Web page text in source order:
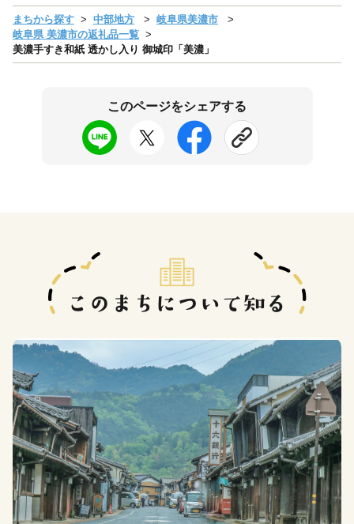
まちから探す 中部地方
岐阜県美濃市
岐阜県 美濃市の返礼品一覧
美濃手すき和紙 透かし入り 御城印「美濃」
このページをシェアする